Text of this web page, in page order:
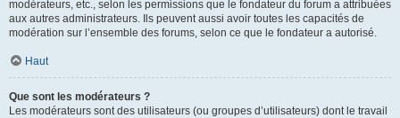
modérateurs, etc., selon les permissions que le fondateur du forum a attribuées
aux autres administrateurs. Ils peuvent aussi avoir toutes les capacités de
modération sur l’ensemble des forums, selon ce que le fondateur a autorisé.
Haut
Que sont les modérateurs ?
Les modérateurs sont des utilisateurs (ou groupes d’utilisateurs) dont le travail